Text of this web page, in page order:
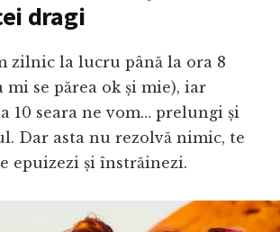
dragi
zilnic la lucru până la ora 8
mi se părea ok și mie), iar
10 seara ne vom… prelungi și
Dar asta nu rezolvă nimic, te
epuizezi și înstrăinezi.